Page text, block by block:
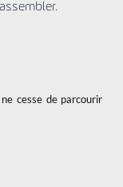
cesse de parcourir